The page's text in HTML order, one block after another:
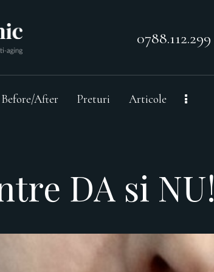
0788.112.299
Before/After Preturi Articole
DA si NU!